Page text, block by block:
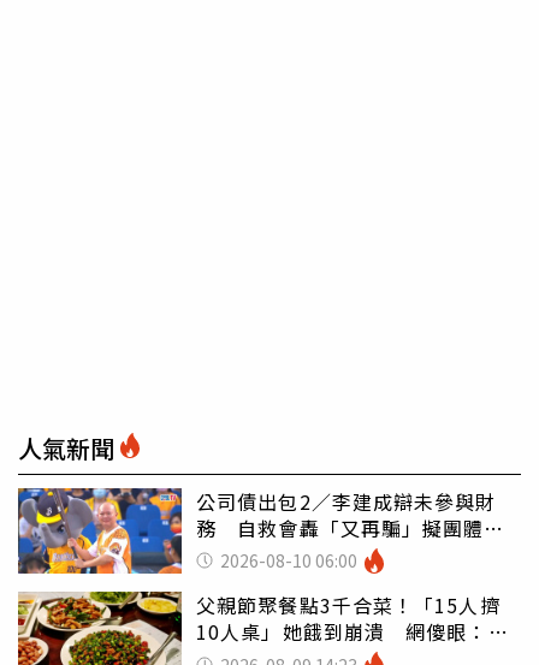
人氣新聞
公司債出包2／李建成辯未參與財
務 自救會轟「又再騙」擬團體訴
訟 2026-08-10 06:00
父親節聚餐點3千合菜！「15人擠
10人桌」她餓到崩潰 網傻眼：讓
店家看笑話